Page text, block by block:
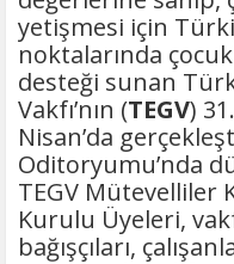
yetişmesi için
noktalarında
desteği sunan
Vakfı’nın (TEGV)
Nisan’da
Oditoryumu’nda
TEGV Mütevelliler
Kurulu Üyeleri,
bağışçıları,